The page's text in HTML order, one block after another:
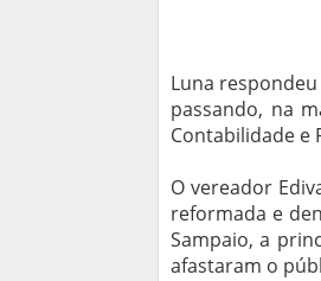
Luna
passando, na
Contabilidade e
O vereador
reformada e
Sampaio, a
afastaram o